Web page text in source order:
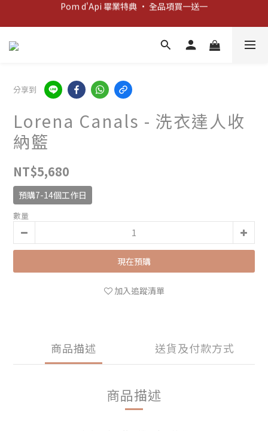
新客歡迎禮：輸入 "welcome10" 享首單九折！
新客歡迎禮：輸入 "welcome10" 享首單九折！
分享到
Lorena Canals - 洗衣達人收
納籃
NT$5,680
預購7-14個工作日
數量
現在預購
加入追蹤清單
商品描述 送貨及付款方式
商品描述